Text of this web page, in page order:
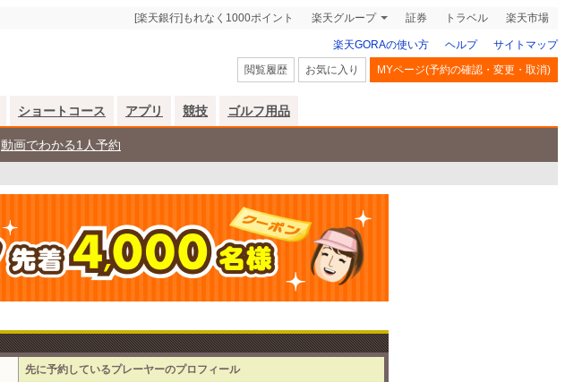
[楽天銀行]もれなく1000ポイント 楽天グループ 証券 トラベル 楽天市場
楽天GORAの使い方 ヘルプ
サイトマップ
閲覧履歴
お気に入り MYページ(予約の確認・変更・取消)
ショートコース アプリ 競技 ゴルフ用品
動画でわかる1人予約
先に予約しているプレーヤーのプロフィール